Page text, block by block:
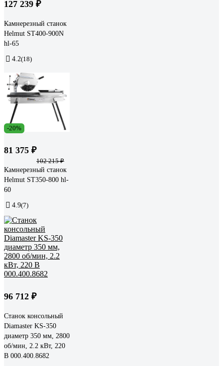
127 239 ₽
Камнерезный станок
Helmut ST400-900N
hl-65
4.2(18)
-20%
81 375 ₽
102 215 ₽
Камнерезный cтанок
Helmut ST350-800 hl-
60
4.9(7)
96 712 ₽
Станок консольный
Diamaster KS-350
диаметр 350 мм, 2800
об/мин, 2.2 кВт, 220
В 000.400.8682